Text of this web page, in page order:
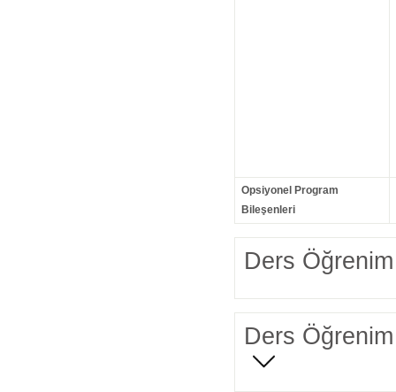
Opsiyonel Program
Bileşenleri
Ders Öğrenim
Ders Öğrenim